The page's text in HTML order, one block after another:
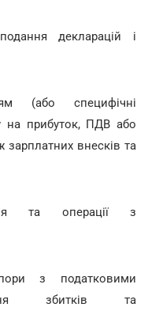
декларацій і
(або специфічні
на прибуток, ПДВ або
зарплатних внесків та
та операції з
з податковими
збитків та